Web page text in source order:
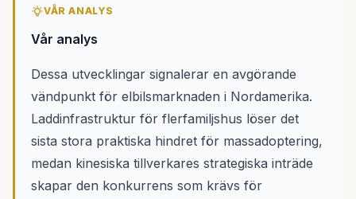
VÅR ANALYS
Vår analys
Dessa utvecklingar signalerar en avgörande
vändpunkt för elbilsmarknaden i Nordamerika.
Laddinfrastruktur för flerfamiljshus löser det
sista stora praktiska hindret för massadoptering,
medan kinesiska tillverkares strategiska inträde
skapar den konkurrens som krävs för